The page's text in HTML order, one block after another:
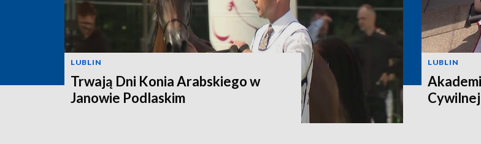
LUBLIN
Trwają Dni Konia Arabskiego w
Janowie Podlaskim
LUBLIN